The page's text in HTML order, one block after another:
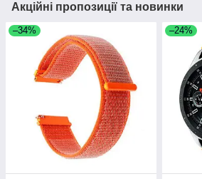
Акційні пропозиції та новинки
–34% –24%